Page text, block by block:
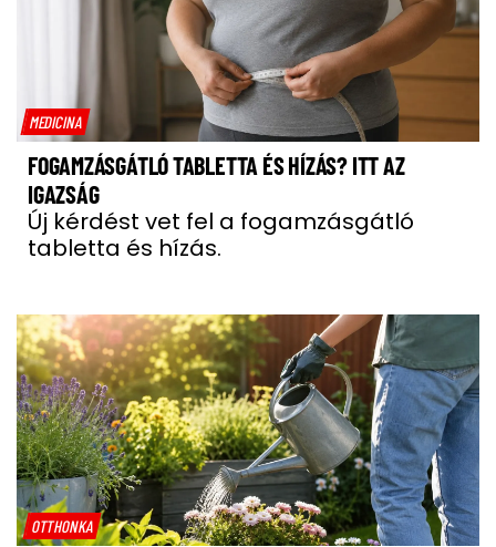
MEDICINA
FOGAMZÁSGÁTLÓ TABLETTA ÉS HÍZÁS? ITT AZ
IGAZSÁG
Új kérdést vet fel a fogamzásgátló
tabletta és hízás.
OTTHONKA